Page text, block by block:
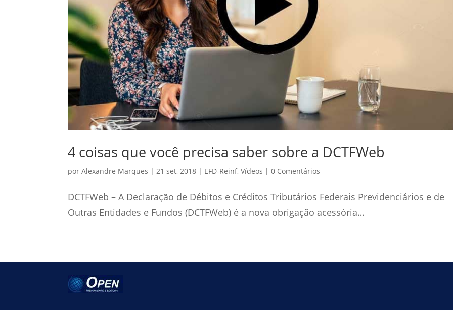
4 coisas que você precisa saber sobre a DCTFWeb
porAlexandre Marques |21 set, 2018 | EFD-Reinf,Vídeos |0 Comentários
DCTFWeb – A Declaração de Débitos e Créditos Tributários Federais Previdenciários e de
Outras Entidades e Fundos (DCTFWeb) é a nova obrigação acessória…